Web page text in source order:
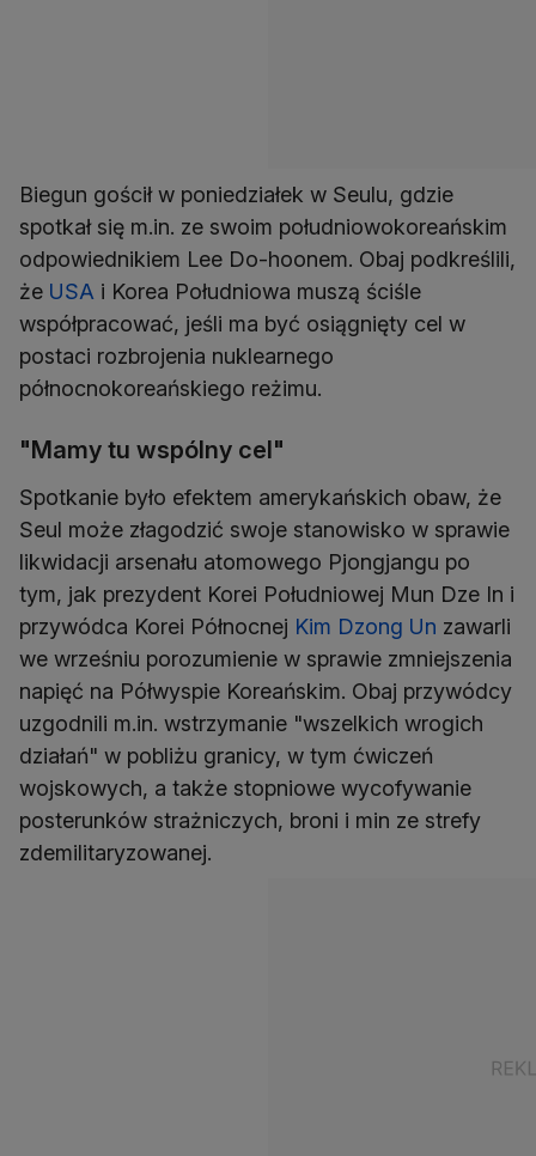
Biegun gościł w poniedziałek w Seulu, gdzie
spotkał się m.in. ze swoim południowokoreańskim
odpowiednikiem Lee Do-hoonem. Obaj podkreślili,
że USA i Korea Południowa muszą ściśle
współpracować, jeśli ma być osiągnięty cel w
postaci rozbrojenia nuklearnego
północnokoreańskiego reżimu.
"Mamy tu wspólny cel"
Spotkanie było efektem amerykańskich obaw, że
Seul może złagodzić swoje stanowisko w sprawie
likwidacji arsenału atomowego Pjongjangu po
tym, jak prezydent Korei Południowej Mun Dze In i
przywódca Korei Północnej Kim Dzong Un zawarli
we wrześniu porozumienie w sprawie zmniejszenia
napięć na Półwyspie Koreańskim. Obaj przywódcy
uzgodnili m.in. wstrzymanie "wszelkich wrogich
działań" w pobliżu granicy, w tym ćwiczeń
wojskowych, a także stopniowe wycofywanie
posterunków strażniczych, broni i min ze strefy
zdemilitaryzowanej.